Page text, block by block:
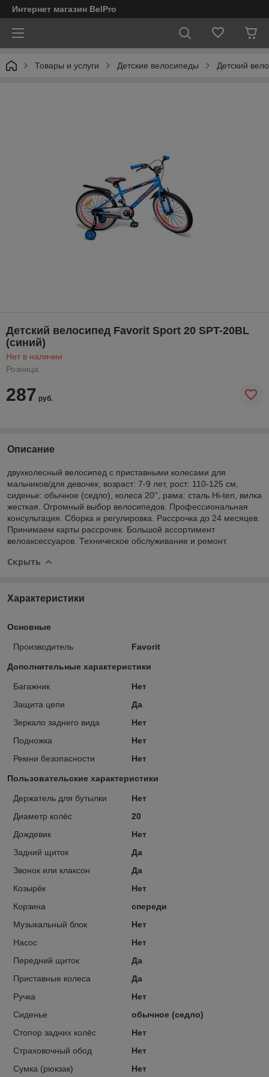
Интернет магазин BelPro
Товары и услуги Детские велосипеды Детский
Детский велосипед Favorit Sport 20 SPT-20BL
(синий)
Нет в наличии
Розница
287 руб.
Описание
двухколесный велосипед с приставными колесами для
мальчиков/для девочек, возраст: 7-9 лет, рост: 110-125 см,
сиденье: обычное (седло), колеса 20'', рама: сталь Hi-ten, вилка
жесткая. Огромный выбор велосипедов. Профессиональная
консультация. Сборка и регулировка. Рассрочка до 24 месяцев.
Принимаем карты рассрочек. Большой ассортимент
велоаксессуаров. Техническое обслуживание и ремонт.
Скрыть
Характеристики
Основные
Производитель Favorit
Дополнительные характеристики
Багажник
Нет
Защита цепи
Да
Зеркало заднего вида
Нет
Подножка
Нет
Ремни безопасности
Нет
Пользовательские характеристики
Держатель для бутылки
Нет
Диаметр колёс
20
Дождевик
Нет
Задний щиток
Да
Звонок или клаксон
Да
Козырёк
Нет
Корзина
спереди
Музыкальный блок
Нет
Насос
Нет
Передний щиток
Да
Приставные колеса
Да
Ручка
Нет
Сиденье
обычное (седло)
Стопор задних колёс
Нет
Страховочный обод
Нет
Сумка (рюкзак)
Нет